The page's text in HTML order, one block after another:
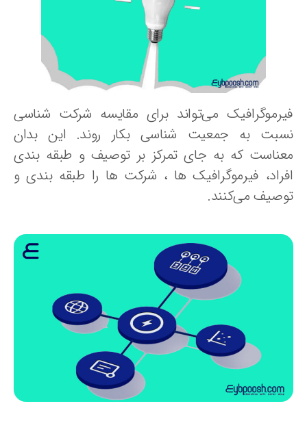
می‌تواند برای مقایسه شرکت شناسی
به جمعیت شناسی بکار روند. این بدان
که به جای تمرکز بر توصیف و طبقه بندی
فیرموگرافیک ها ، شرکت ها را طبقه بندی و
می‌کنند.